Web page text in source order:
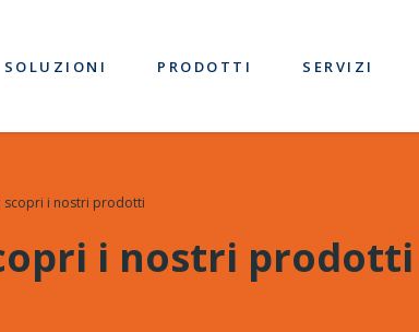
SOLUZIONI PRODOTTI SERVIZI
scopri i nostri prodotti
i nostri prodotti